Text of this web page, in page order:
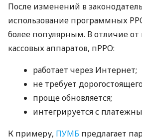
После изменений в
использование программных
более популярным. В отличие от
кассовых аппаратов, пРРО:
работает через Интернет;
не требует
проще обновляется;
интегрируется с
К примеру, ПУМБ предлагает